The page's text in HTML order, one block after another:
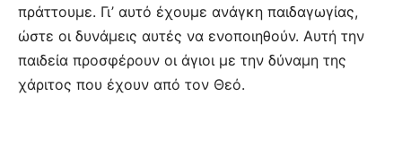
πράττουμε. Γι’ αυτό έχουμε ανάγκη παιδαγωγίας,
ώστε οι δυνάμεις αυτές να ενοποιηθούν. Αυτή την
παιδεία προσφέρουν οι άγιοι με την δύναμη της
χάριτος που έχουν από τον Θεό.